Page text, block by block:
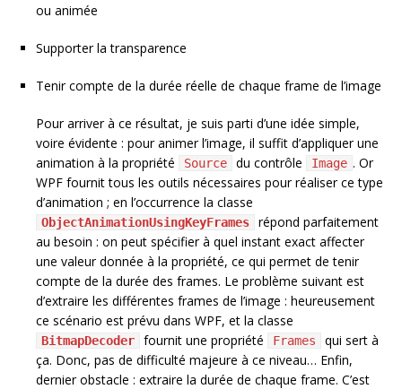
ou animée
Supporter la transparence
Tenir compte de la durée réelle de chaque frame de l’image
Pour arriver à ce résultat, je suis parti d’une idée simple,
voire évidente : pour animer l’image, il suffit d’appliquer une
animation à la propriété
Source du contrôle Image . Or
WPF fournit tous les outils nécessaires pour réaliser ce type
d’animation ; en l’occurrence la classe
ObjectAnimationUsingKeyFrames
répond parfaitement
au besoin : on peut spécifier à quel instant exact affecter
une valeur donnée à la propriété, ce qui permet de tenir
compte de la durée des frames. Le problème suivant est
d’extraire les différentes frames de l’image : heureusement
ce scénario est prévu dans WPF, et la classe
BitmapDecoder fournit une propriété Frames
qui sert à
ça. Donc, pas de difficulté majeure à ce niveau… Enfin,
dernier obstacle : extraire la durée de chaque frame. C’est